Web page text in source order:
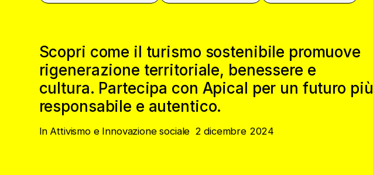
Scopri come il turismo sostenibile promuove
rigenerazione territoriale, benessere e
cultura. Partecipa con Apical per un futuro più
responsabile e autentico.
In Attivismo e Innovazione sociale 2 dicembre 2024